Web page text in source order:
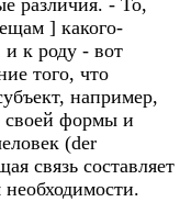
различия. - То,
] какого-
и к роду - вот
того, что
например,
своей формы и
(der
связь составляет